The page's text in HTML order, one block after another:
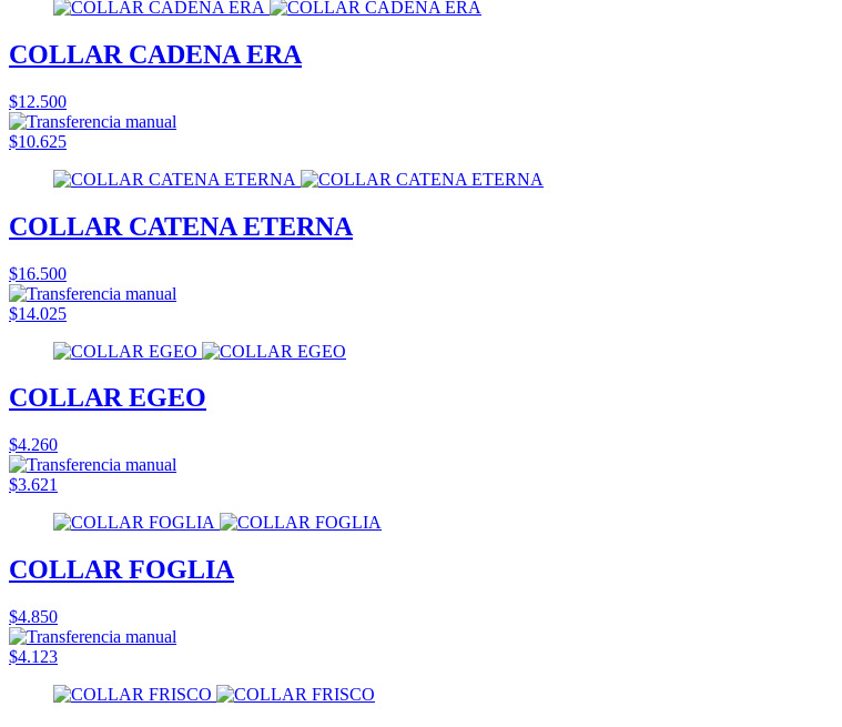
COLLAR CADENA ERA
$12.500
$10.625
COLLAR CATENA ETERNA
$16.500
$14.025
COLLAR EGEO
$4.260
$3.621
COLLAR FOGLIA
$4.850
$4.123